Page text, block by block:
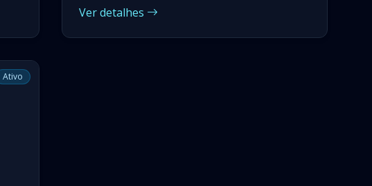
sobre: Noções específicas do funcionamento
dos equipamentos; Identificação de
Ver detalhes
Ativo